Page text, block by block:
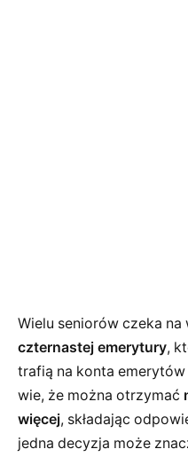
Wielu seniorów czeka na
czternastej emerytury,
trafią na konta
wie, że można otrzymać
więcej, składając
jedna decyzja może